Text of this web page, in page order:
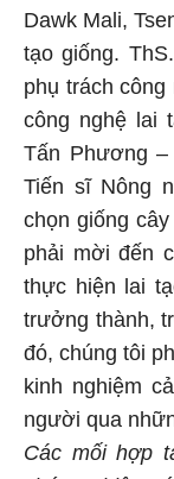
Dawk Mali,
tạo giống.
phụ trách
công nghệ lai
Tấn Phương
Tiến sĩ Nông
chọn giống
phải mời đến
thực hiện lai
trưởng thành,
đó, chúng tôi
kinh nghiệm
người qua
Các mối hợp